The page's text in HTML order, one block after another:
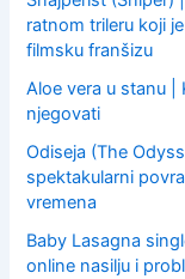
ratnom trileru koji
filmsku franšizu
Aloe vera u stanu |
njegovati
Odiseja (The
spektakularni
vremena
Baby Lasagna
online nasilju i